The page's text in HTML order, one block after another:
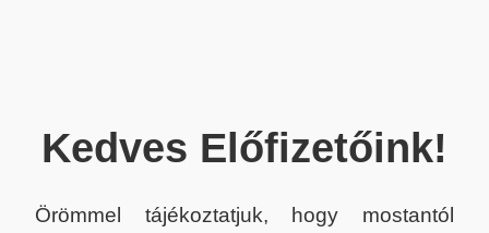
Kedves Előfizetőink!
Örömmel tájékoztatjuk, hogy mostantól